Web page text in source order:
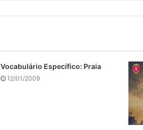
Vocabulário Específico: Praia
12/01/2009